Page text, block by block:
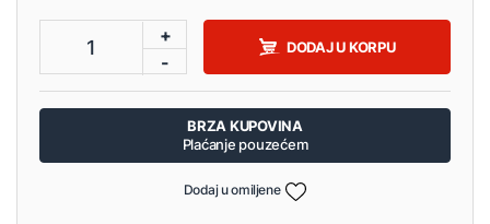
1
+
-
DODAJ U KORPU
BRZA KUPOVINA
Plaćanje pouzećem
Dodaj u omiljene